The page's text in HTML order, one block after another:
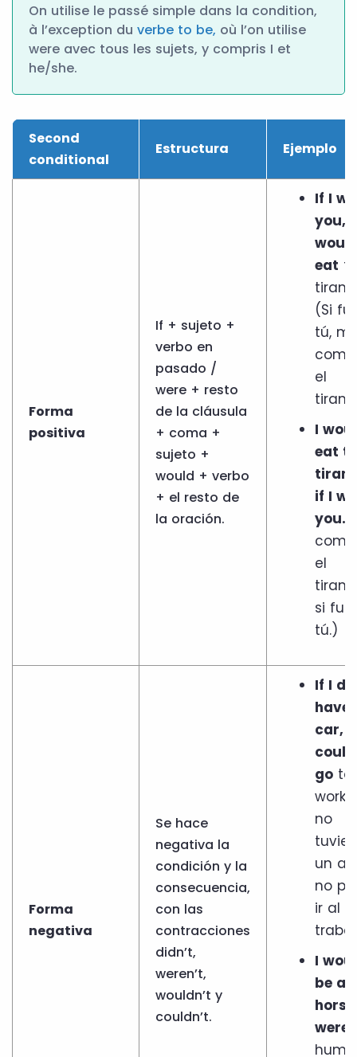
On utilise le passé simple dans la condition,
à l’exception du verbe to be, où l’on utilise
were avec tous les sujets, y compris I et
he/she.
Second
conditional
Estructura Ejemplo
Forma
positiva
If + sujeto +
verbo en
pasado /
were + resto
de la cláusula
+ coma +
sujeto +
would + verbo
+ el resto de
la oración.
If I
you, I
eat
(Si
tú,
el
I
eat
if I
you.
el
si
tú.)
Forma
negativa
Se hace
negativa la
condición y la
consecuencia,
con las
contracciones
didn’t,
weren’t,
wouldn’t y
couldn’t.
If I
have
car, I
go to
work.
no
un
no
ir al
I
be a